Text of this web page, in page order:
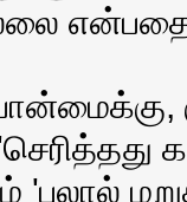
'புலால்